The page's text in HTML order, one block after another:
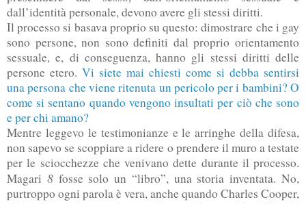
dall’identità personale, devono avere gli stessi diritti.
Il processo si basava proprio su questo: dimostrare che i gay
sono persone, non sono definiti dal proprio orientamento
sessuale, e, di conseguenza, hanno gli stessi diritti delle
persone etero. Vi siete mai chiesti come si debba sentirsi
una persona che viene ritenuta un pericolo per i bambini? O
come si sentano quando vengono insultati per ciò che sono
e per chi amano?
Mentre leggevo le testimonianze e le arringhe della difesa,
non sapevo se scoppiare a ridere o prendere il muro a testate
per le sciocchezze che venivano dette durante il processo.
Magari 8fosse solo un “libro”, una storia inventata. No,
purtroppo ogni parola è vera, anche quando Charles Cooper,